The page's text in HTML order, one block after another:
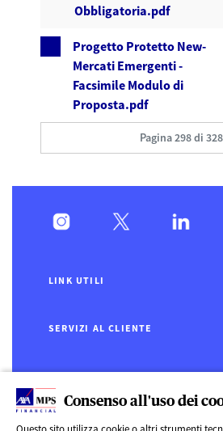
Consenso all'uso dei
Obbligatoria.pdf
Progetto Protetto New-
Mercati Emergenti -
Facsimile Modulo di
Proposta.pdf
Pagina 298 di 328
LINK UTILI
SERVIZI AL CLIENTE
CHI SIAMO
CONTATTI